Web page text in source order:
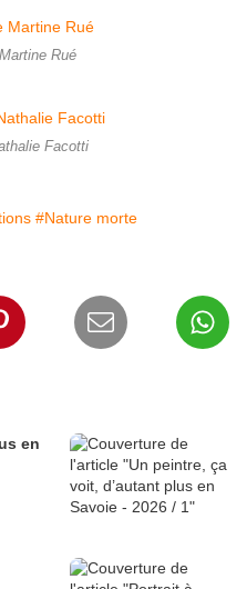
Rué
Facotti
#Nature morte
en